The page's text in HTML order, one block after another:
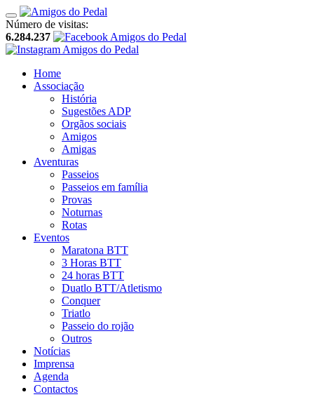
Número de visitas:
6.284.237
Home
Associação
História
Sugestões ADP
Orgãos sociais
Amigos
Amigas
Aventuras
Passeios
Passeios em família
Provas
Noturnas
Rotas
Eventos
Maratona BTT
3 Horas BTT
24 horas BTT
Duatlo BTT/Atletismo
Conquer
Triatlo
Passeio do rojão
Outros
Notícias
Imprensa
Agenda
Contactos